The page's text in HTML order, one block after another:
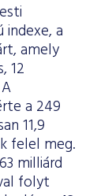
indexe, a
amely
12
a 249
11,9
felel meg.
milliárd
folyt